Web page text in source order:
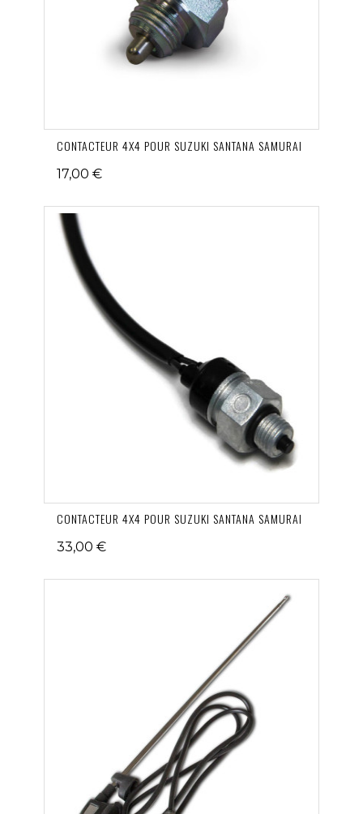
CONTACTEUR 4X4 POUR SUZUKI SANTANA SAMURAI
17,00 €
CONTACTEUR 4X4 POUR SUZUKI SANTANA SAMURAI
33,00 €